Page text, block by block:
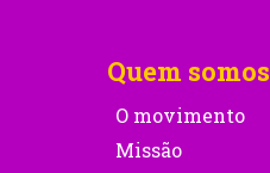
Quem somos
O movimento
Missão